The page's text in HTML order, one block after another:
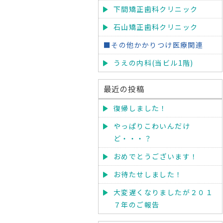
下間矯正歯科クリニック
石山矯正歯科クリニック
■その他かかりつけ医療関連
うえの内科(当ビル1階)
最近の投稿
復帰しました！
やっぱりこわいんだけ
ど・・・？
おめでとうございます！
お待たせしました！
大変遅くなりましたが２０１
７年のご報告